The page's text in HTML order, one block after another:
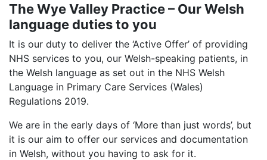
The Wye Valley Practice – Our Welsh
language duties to you
It is our duty to deliver the ‘Active Offer’ of providing
NHS services to you, our Welsh-speaking patients, in
the Welsh language as set out in the NHS Welsh
Language in Primary Care Services (Wales)
Regulations 2019.
We are in the early days of ‘More than just words’, but
it is our aim to offer our services and documentation
in Welsh, without you having to ask for it.